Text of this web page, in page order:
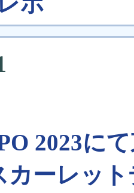
2023に
カーレッ